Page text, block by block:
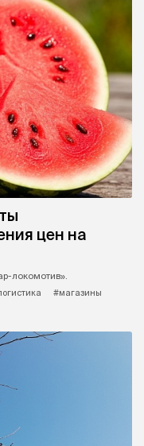
цен на
локомотив».
#магазины